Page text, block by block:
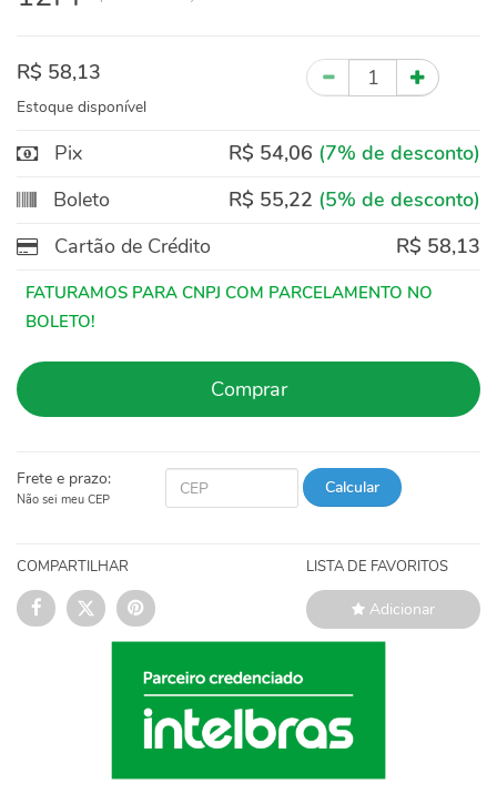
R$ 58,13
Estoque disponível
Quantidade
Pix R$ 54,06 (7% de desconto)
Boleto
R$ 55,22 (5% de desconto)
Cartão de Crédito
R$ 58,13
Comprar
Frete e prazo:
Não sei meu CEP
Calcular
COMPARTILHAR LISTA DE FAVORITOS
Adicionar